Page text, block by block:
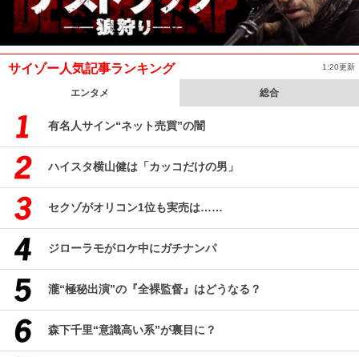
サイゾー人気記事ランキング 1:20更新
エンタメ 総合
有名人サイン“ネット売買”の闇
ハイスタ横山健は「カッコだけの男」
セクゾがオリコン1位も実売は……
ジローラモがロケ中にガチナンパ
瀧“極秘出演”の『全裸監督』はどうなる？
森下千里“意識高い系”が裏目に？